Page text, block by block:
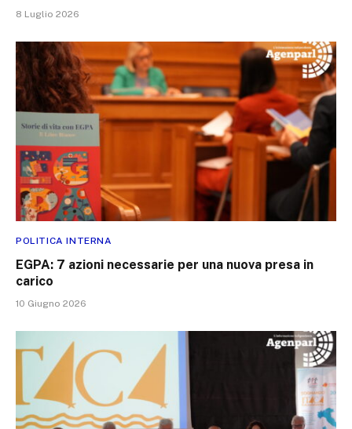
8 Luglio 2026
POLITICA INTERNA
EGPA: 7 azioni necessarie per una nuova presa in
carico
10 Giugno 2026